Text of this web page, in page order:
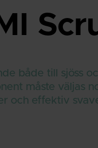
både till sjöss
måste väljas
och effektiv